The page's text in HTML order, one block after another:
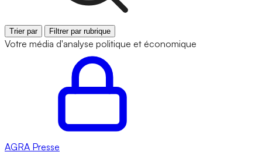
Trier par Filtrer par rubrique
Votre média d'analyse politique et économique
AGRA Presse